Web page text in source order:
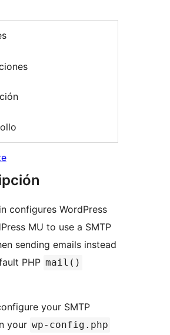
configures WordPress
MU to use a SMTP
sending emails instead
PHP mail()
your SMTP
your wp-config.php